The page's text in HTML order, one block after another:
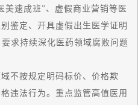
美速成班”、虚假商业营销等医
鉴定、开具虚假出生医学证明
求持续深化医药领域腐败问题
按规定明码标价、价格欺
违法行为。重点监管高值医用